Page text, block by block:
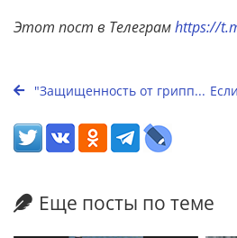
Этот пост в Телеграмhttps://
"Защищенность от грипп...
Еще посты по теме